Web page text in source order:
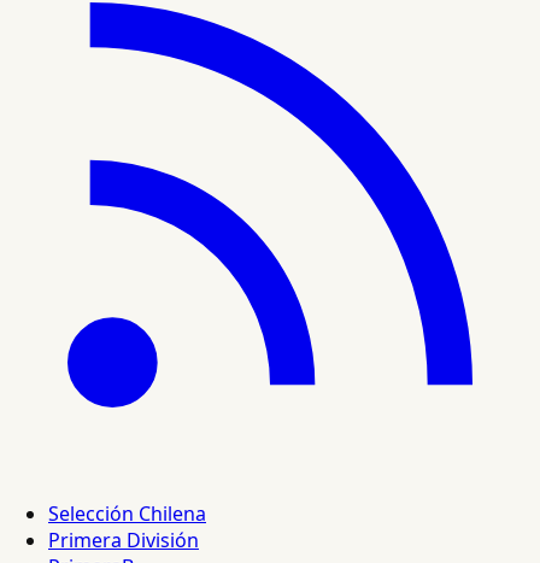
Selección Chilena
Primera División